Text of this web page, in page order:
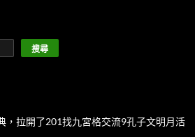
搜尋
，拉開了201找九宮格交流9孔子文明月活